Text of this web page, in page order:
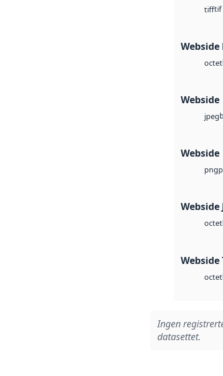
tifftif
Webside
octet
Webside
jpeg
Webside
png
Webside
octet
Webside
octet
Ingen
datasettet.